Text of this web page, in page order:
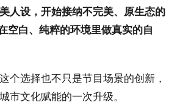
人设，开始接纳不完美、原生态的
空白、纯粹的环境里做真实的自
个选择也不只是节目场景的创新，
市文化赋能的一次升级。